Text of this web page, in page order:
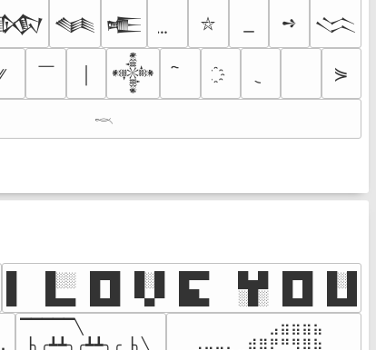
𒈝 𒍫 ⛥ ➺ 𒈱
￣ 𒀱 ⋟
𓎖
█  █░░ █▀█ █░█ █▀▀  █▄█ █▀█ █░█
█  █▄▄ █▄█ ▀▄▀ ██▄  ░█░ █▄█ █▄█
▔▔▔▔▔╲
▕╮╭┻┻╮╭┻┻╮╭▕╮╲
⠀⠀⠀⠀⠀⠀⠀⠀⠀⣠⣶⣶⣶⣦⠀⠀
⠀⠀⣠⣤⣤⣄⣀⣾⣿⠟⠛⠻⢿⣷⠀